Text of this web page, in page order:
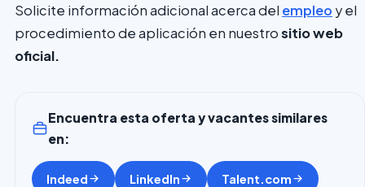
Solicite información adicional acerca del empleo y el
procedimiento de aplicación en nuestrositio web
oficial.
Encuentra esta oferta y vacantes similares
en:
Indeed LinkedIn Talent.com